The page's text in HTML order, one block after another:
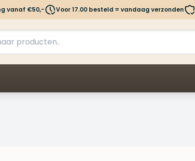
vanaf €50,- Voor 17.00 besteld = vandaag verzonden